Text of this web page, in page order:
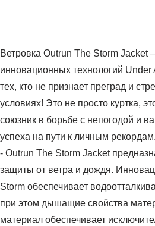
Ветровка Outrun The Storm Jacket
инновационных технологий Under
тех, кто не признает преград и
условиях! Это не просто куртка,
союзник в борьбе с непогодой и
успеха на пути к личным
- Outrun The Storm Jacket
защиты от ветра и дождя.
Storm обеспечивает
при этом дышащие свойства
материал обеспечивает